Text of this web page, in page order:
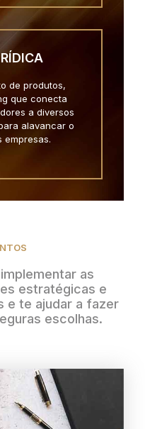
de produtos,
que conecta
a diversos
alavancar o
empresas.
as
estratégicas e
e te ajudar a fazer
escolhas.